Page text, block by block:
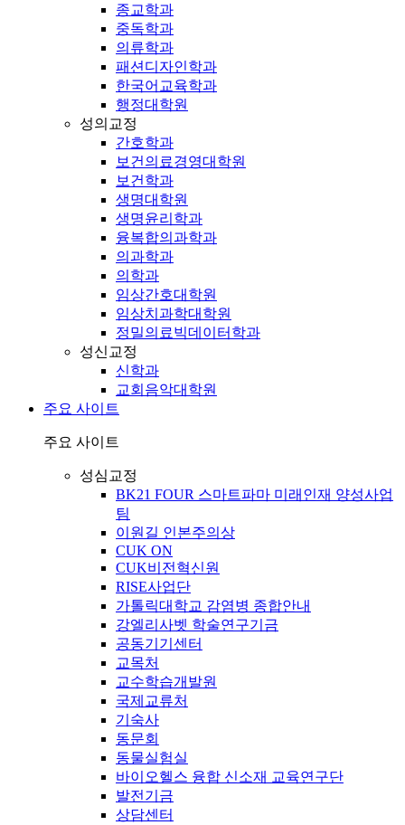
종교학과
중독학과
의류학과
패션디자인학과
한국어교육학과
행정대학원
성의교정
간호학과
보건의료경영대학원
보건학과
생명대학원
생명윤리학과
융복합의과학과
의과학과
의학과
임상간호대학원
임상치과학대학원
정밀의료빅데이터학과
성신교정
신학과
교회음악대학원
주요 사이트
주요 사이트
성심교정
BK21 FOUR 스마트파마 미래인재 양성사업
팀
이원길 인본주의상
CUK ON
CUK비전혁신원
RISE사업단
가톨릭대학교 감염병 종합안내
강엘리사벳 학술연구기금
공동기기센터
교목처
교수학습개발원
국제교류처
기숙사
동문회
동물실험실
바이오헬스 융합 신소재 교육연구단
발전기금
상담센터